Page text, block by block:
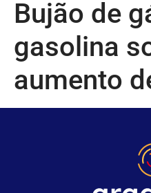
Bujão de
gasolina
aumento